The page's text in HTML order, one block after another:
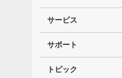
サービス
サポート
トピック